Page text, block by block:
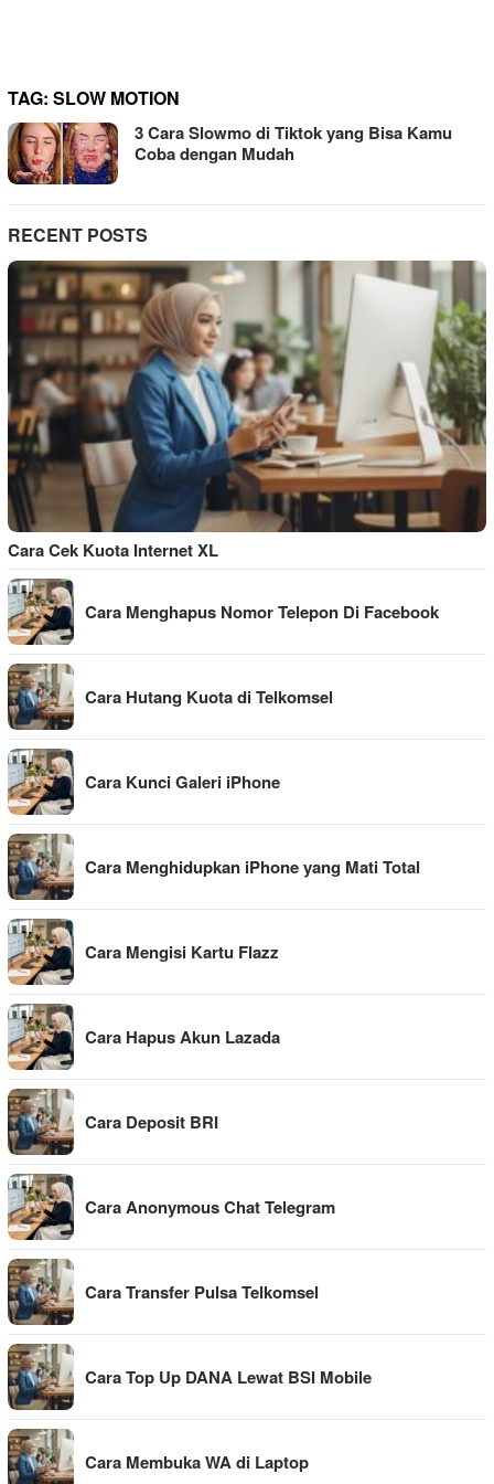
TAG: SLOW MOTION
3 Cara Slowmo di Tiktok yang Bisa Kamu
Coba dengan Mudah
RECENT POSTS
Cara Cek Kuota Internet XL
Cara Menghapus Nomor Telepon Di Facebook
Cara Hutang Kuota di Telkomsel
Cara Kunci Galeri iPhone
Cara Menghidupkan iPhone yang Mati Total
Cara Mengisi Kartu Flazz
Cara Hapus Akun Lazada
Cara Deposit BRI
Cara Anonymous Chat Telegram
Cara Transfer Pulsa Telkomsel
Cara Top Up DANA Lewat BSI Mobile
Cara Membuka WA di Laptop